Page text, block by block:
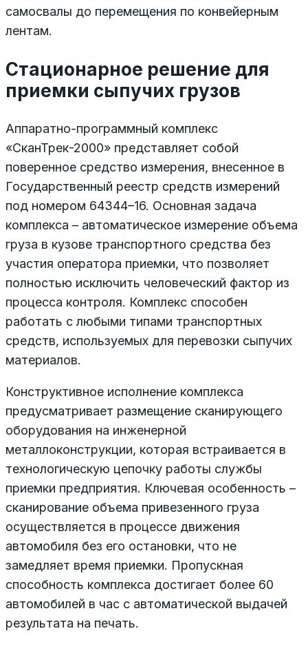
самосвалы до перемещения по конвейерным
лентам.
Стационарное решение для
приемки сыпучих грузов
Аппаратно-программный комплекс
«СканТрек-2000» представляет собой
поверенное средство измерения, внесенное в
Государственный реестр средств измерений
под номером 64344–16. Основная задача
комплекса – автоматическое измерение объема
груза в кузове транспортного средства без
участия оператора приемки, что позволяет
полностью исключить человеческий фактор из
процесса контроля. Комплекс способен
работать с любыми типами транспортных
средств, используемых для перевозки сыпучих
материалов.
Конструктивное исполнение комплекса
предусматривает размещение сканирующего
оборудования на инженерной
металлоконструкции, которая встраивается в
технологическую цепочку работы службы
приемки предприятия. Ключевая особенность –
сканирование объема привезенного груза
осуществляется в процессе движения
автомобиля без его остановки, что не
замедляет время приемки. Пропускная
способность комплекса достигает более 60
автомобилей в час с автоматической выдачей
результата на печать.